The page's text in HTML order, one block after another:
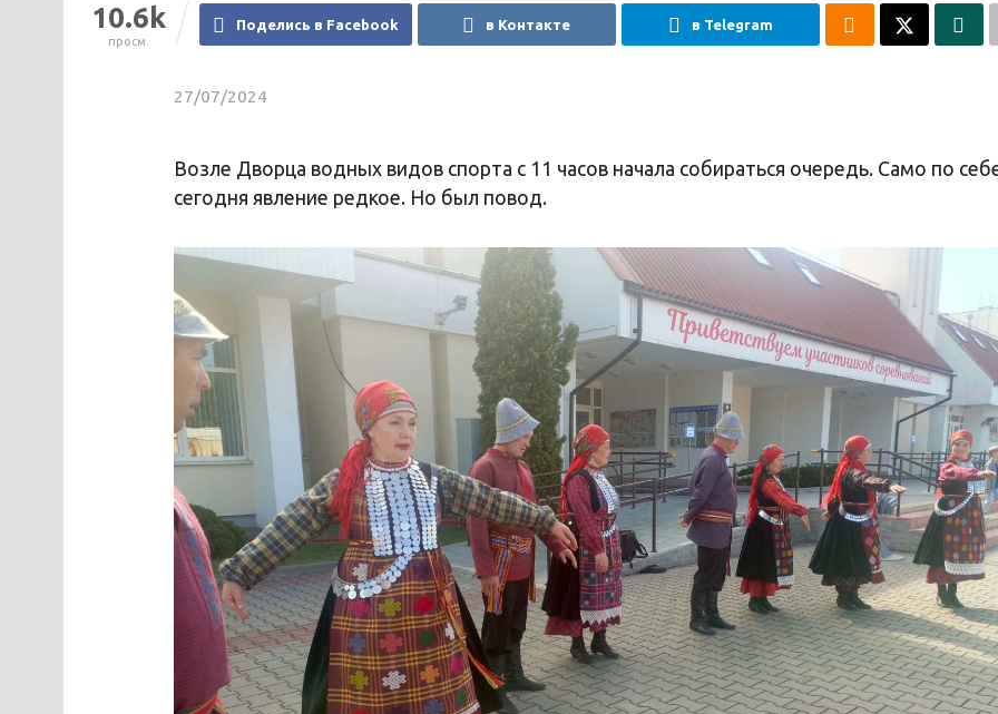
10.6k
просм.
Поделись в Facebook в Контакте в Telegram
27/07/2024
Возле Дворца водных видов спорта с 11 часов начала собираться очередь. Само по
сегодня явление редкое. Но был повод.